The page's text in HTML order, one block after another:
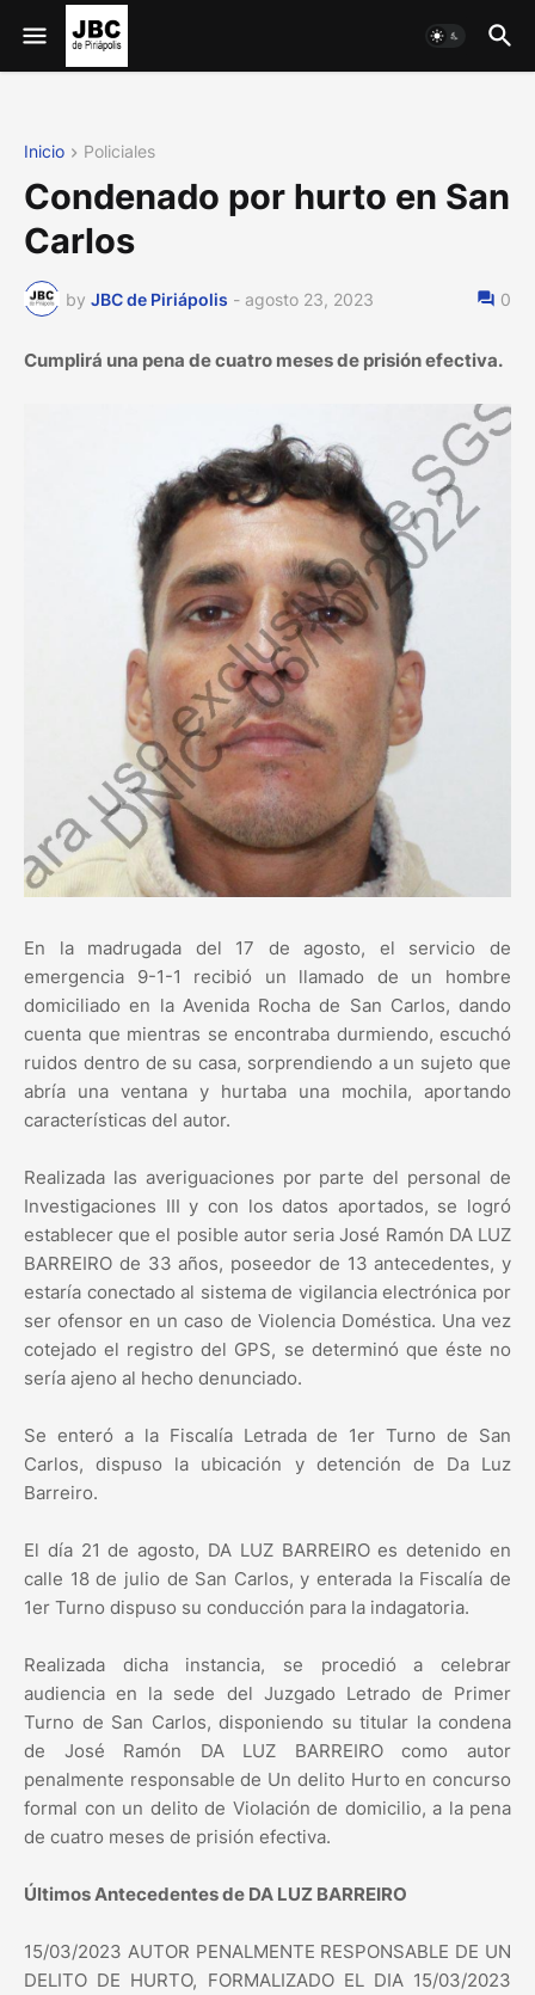
Inicio Policiales
Condenado por hurto en San
Carlos
by JBC de Piriápolis - agosto 23, 2023 0
Cumplirá una pena de cuatro meses de prisión efectiva.
En la madrugada del 17 de agosto, el servicio de
emergencia 9-1-1 recibió un llamado de un hombre
domiciliado en la Avenida Rocha de San Carlos, dando
cuenta que mientras se encontraba durmiendo, escuchó
ruidos dentro de su casa, sorprendiendo a un sujeto que
abría una ventana y hurtaba una mochila, aportando
características del autor.
Realizada las averiguaciones por parte del personal de
Investigaciones III y con los datos aportados, se logró
establecer que el posible autor seria José Ramón DA LUZ
BARREIRO de 33 años, poseedor de 13 antecedentes, y
estaría conectado al sistema de vigilancia electrónica por
ser ofensor en un caso de Violencia Doméstica. Una vez
cotejado el registro del GPS, se determinó que éste no
sería ajeno al hecho denunciado.
Se enteró a la Fiscalía Letrada de 1er Turno de San
Carlos, dispuso la ubicación y detención de Da Luz
Barreiro.
El día 21 de agosto, DA LUZ BARREIRO es detenido en
calle 18 de julio de San Carlos, y enterada la Fiscalía de
1er Turno dispuso su conducción para la indagatoria.
Realizada dicha instancia, se procedió a celebrar
audiencia en la sede del Juzgado Letrado de Primer
Turno de San Carlos, disponiendo su titular la condena
de José Ramón DA LUZ BARREIRO como autor
penalmente responsable de Un delito Hurto en concurso
formal con un delito de Violación de domicilio, a la pena
de cuatro meses de prisión efectiva.
Últimos Antecedentes de DA LUZ BARREIRO
15/03/2023 AUTOR PENALMENTE RESPONSABLE DE UN
DELITO DE HURTO, FORMALIZADO EL DIA 15/03/2023